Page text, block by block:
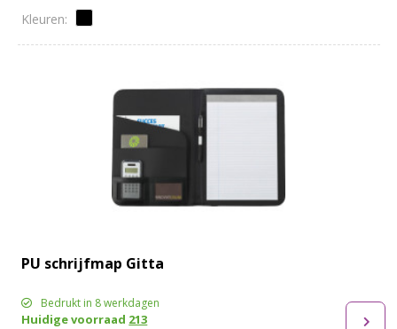
PU schrijfmap Gitta
Bedrukt in 8 werkdagen
Huidige voorraad 213